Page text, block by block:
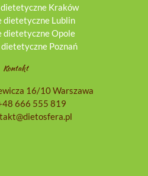
Kraków
dietetyczne Lublin
dietetyczne Opole
Poznań
Kontakt
16/10 Warszawa
666 555 819